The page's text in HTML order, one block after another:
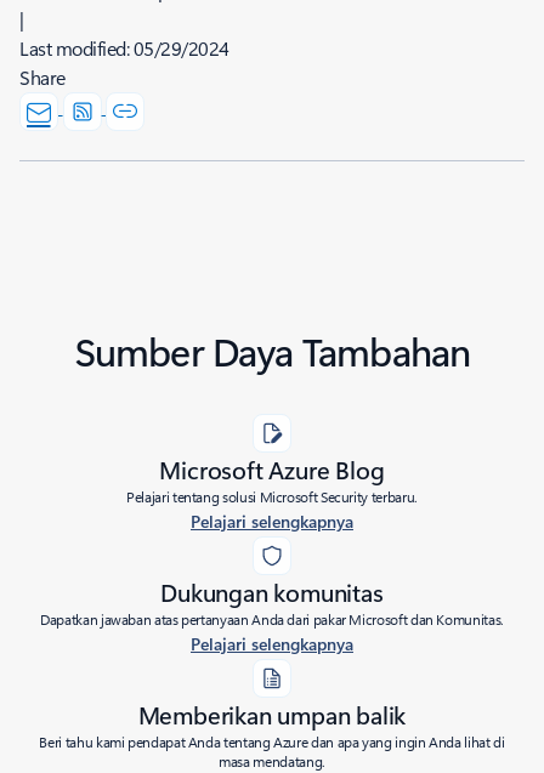
|
Last modified:05/29/2024
Share
Sumber Daya Tambahan
Microsoft Azure Blog
Pelajari tentang solusi Microsoft Security terbaru.
Pelajari selengkapnya
Dukungan komunitas
Dapatkan jawaban atas pertanyaan Anda dari pakar Microsoft dan Komunitas.
Pelajari selengkapnya
Memberikan umpan balik
Beri tahu kami pendapat Anda tentang Azure dan apa yang ingin Anda lihat di
masa mendatang.